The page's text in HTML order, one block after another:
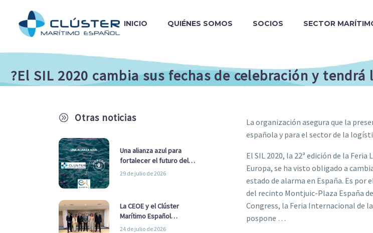
INICIO QUIÉNES SOMOS SOCIOS SECTOR
?El SIL 2020 cambia sus fechas de celebración y
A Otras noticias
Una alianza azul para
fortalecer el futuro del
sector marítimo
29 de julio de 2026
La CEOE y el Clúster
Marítimo Español
refuerzan su alianza para
24 de julio de 2026
La organización asegura que la
española y para el sector de la
El SIL 2020, la 22ª edición de la
Europa, se ha visto obligado a
estado de alarma en España. Es por
del recinto Montjuic-Plaza España
Congress, la Feria Internacional de
pospone …